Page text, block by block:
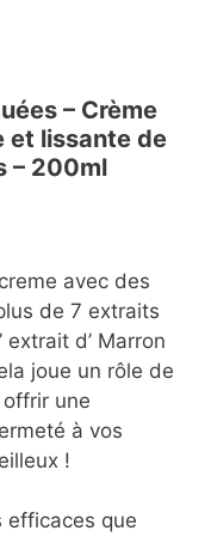
– Crème
et lissante de
– 200ml
avec des
de 7 extraits
extrait d’ Marron
joue un rôle de
une
à vos
!
efficaces que